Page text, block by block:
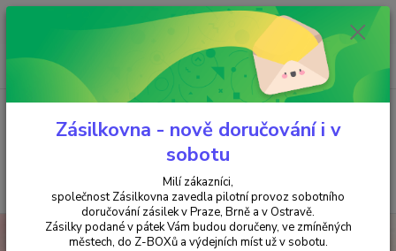
Minimální hodnota objednávky je 200 kč. Při nákupu nad 2000,- Kč je
požadována platba předem na účet.
Menu
+420 737 737 037
(Po-Pá, 9-18 hod.)
za
ANTIKVARIÁT Křižovka života
Zásilkovna - nově doručování i v
sobotu
Milí zákazníci,
společnost Zásilkovna zavedla pilotní provoz sobotního
doručování zásilek v Praze, Brně a v Ostravě.
Zásilky podané v pátek Vám budou doručeny, ve zmíněných
městech, do Z-BOXů a výdejních míst už v sobotu.